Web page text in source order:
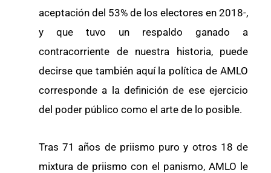
aceptación del 53% de los electores en 2018-,
y que tuvo un respaldo ganado a
contracorriente de nuestra historia, puede
decirse que también aquí la política de AMLO
corresponde a la definición de ese ejercicio
del poder público como el arte de lo posible.
Tras 71 años de priismo puro y otros 18 de
mixtura de priismo con el panismo, AMLO le